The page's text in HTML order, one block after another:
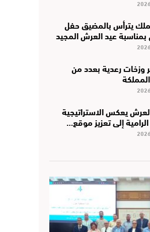
يترأس بالمضيق حفل
بمناسبة عيد العرش المجيد
وزخات رعدية بعدد من
يعكس الاستراتيجية
إلى تعزيز موقع…